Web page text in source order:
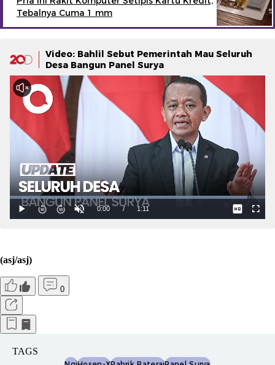
Tebalnya Cuma 1 mm
Video: Bahlil Sebut Pemerintah Mau Seluruh
Desa Bangun Panel Surya
(asj/asj)
0
TAGS